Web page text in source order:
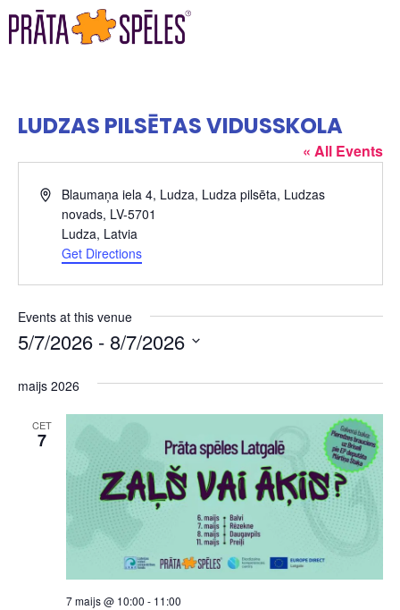
LUDZAS PILSĒTAS VIDUSSKOLA
« All Events
AddressBlaumaņa iela 4, Ludza, Ludza pilsēta, Ludzas
novads, LV-5701
Ludza, Latvia
Get Directions
Events at this venue
5/7/2026 - 8/7/2026
date.
maijs 2026
CET
7
7 maijs @ 10:00 - 11:00